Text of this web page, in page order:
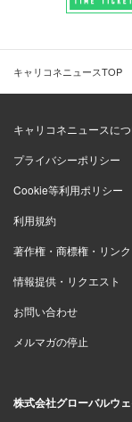
キャリコネニュースTOP
キャリコネニュースに
プライバシーポリシー
Cookie等利用ポリシー
利用規約
著作権・商標権・リン
情報提供・リクエスト
お問い合わせ
メルマガの停止
株式会社グローバルウ